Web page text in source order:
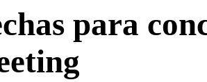
para